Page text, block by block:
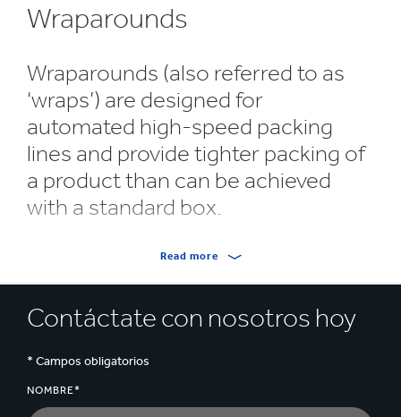
Wraparounds
Wraparounds (also referred to as
‘wraps’) are designed for
automated high-speed packing
lines and provide tighter packing of
a product than can be achieved
with a standard box.
Made from either corrugated or solid board,
Variations of wraparounds, such as a 4-panel
cost effectiveness. We manufacture them tailored to
your requirements to ensure the ideal solution is
Read more
Contáctate con nosotros hoy
* Campos obligatorios
NOMBRE*